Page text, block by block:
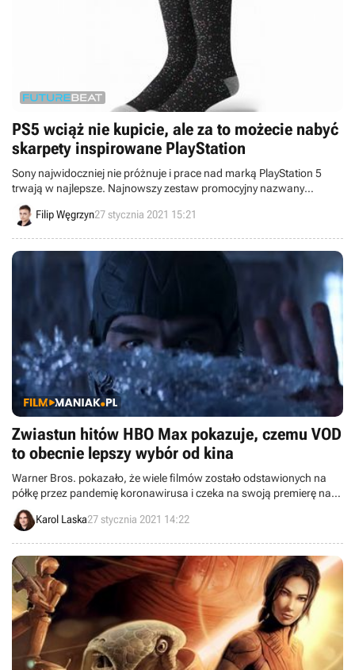
PS5 wciąż nie kupicie, ale za to możecie nabyć
skarpety inspirowane PlayStation
Sony najwidoczniej nie próżnuje i prace nad marką PlayStation 5
trwają w najlepsze. Najnowszy zestaw promocyjny nazwany
„premierowym” zawiera takie gadżety jak oznakowane logo PS5
skarpety czy wodoodporne naklejki.
Filip Węgrzyn27 stycznia 2021 15:21
Zwiastun hitów HBO Max pokazuje, czemu VOD
to obecnie lepszy wybór od kina
Warner Bros. pokazało, że wiele filmów zostało odstawionych na
półkę przez pandemię koronawirusa i czeka na swoją premierę na
HBO Max. W nowym trailerze opublikowanym przez wytwórnie
oglądamy sceny z Mortal Kombat, Godzilla vs. Kong czy The Suicide
Karol Laska27 stycznia 2021 14:22